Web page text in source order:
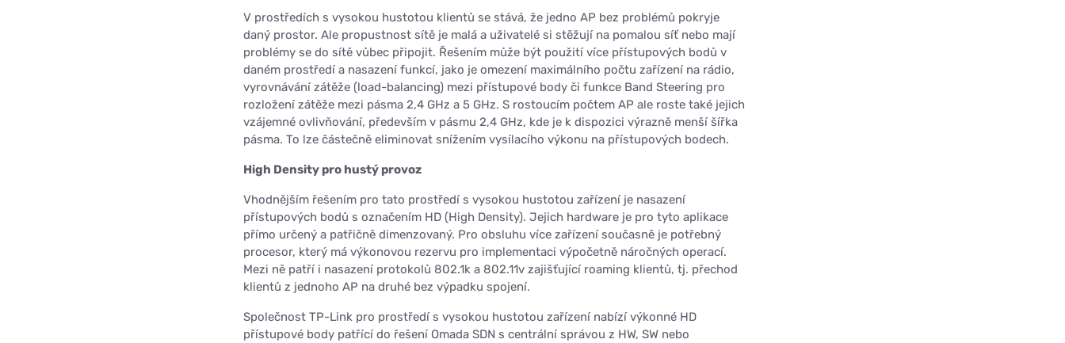
V prostředích s vysokou hustotou klientů se stává, že jedno AP bez problémů pokryje
daný prostor. Ale propustnost sítě je malá a uživatelé si stěžují na pomalou síť nebo mají
problémy se do sítě vůbec připojit. Řešením může být použití více přístupových bodů v
daném prostředí a nasazení funkcí, jako je omezení maximálního počtu zařízení na rádio,
vyrovnávání zátěže (load-balancing) mezi přístupové body či funkce Band Steering pro
rozložení zátěže mezi pásma 2,4 GHz a 5 GHz. S rostoucím počtem AP ale roste také jejich
vzájemné ovlivňování, především v pásmu 2,4 GHz, kde je k dispozici výrazně menší šířka
pásma. To lze částečně eliminovat snížením vysílacího výkonu na přístupových bodech.
High Density pro hustý provoz
Vhodnějším řešením pro tato prostředí s vysokou hustotou zařízení je nasazení
přístupových bodů s označením HD (High Density). Jejich hardware je pro tyto aplikace
přímo určený a patřičně dimenzovaný. Pro obsluhu více zařízení současně je potřebný
procesor, který má výkonovou rezervu pro implementaci výpočetně náročných operací.
Mezi ně patří i nasazení protokolů 802.1k a 802.11v zajišťující roaming klientů, tj. přechod
klientů z jednoho AP na druhé bez výpadku spojení.
Společnost TP-Link pro prostředí s vysokou hustotou zařízení nabízí výkonné HD
přístupové body patřící do řešení Omada SDN s centrální správou z HW, SW nebo